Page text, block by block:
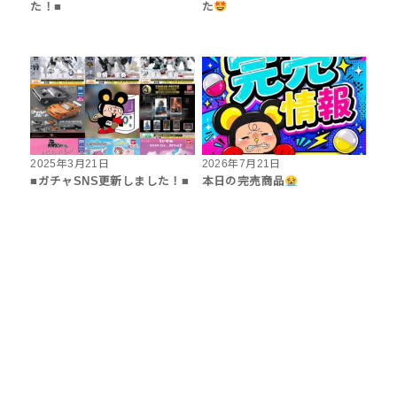
た！■
た
2025年3月21日
■ガチャSNS更新しました！■
2026年7月21日
本日の完売商品